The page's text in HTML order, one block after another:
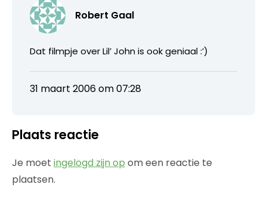
Robert Gaal
Dat filmpje over Lil’ John is ook geniaal :’)
31 maart 2006 om 07:28
Plaats reactie
Je moet ingelogd zijn op om een reactie te
plaatsen.